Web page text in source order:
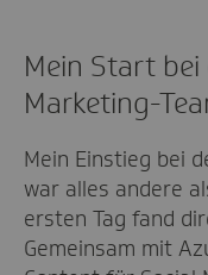
Mein Start bei
Marketing-
Mein Einstieg bei
war alles andere
ersten Tag fand
Gemeinsam mit